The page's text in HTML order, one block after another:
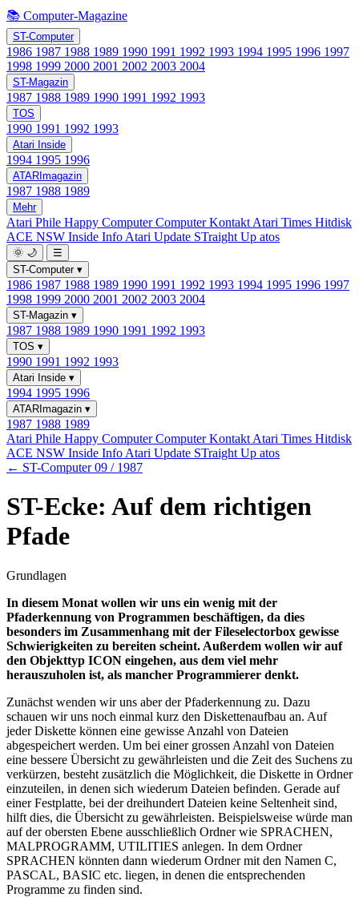
📚 Computer-Magazine
ST-Computer
1986 1987 1988 1989 1990 1991 1992 1993 1994 1995 1996 1997
1998 1999 2000 2001 2002 2003 2004
ST-Magazin
1987 1988 1989 1990 1991 1992 1993
TOS
1990 1991 1992 1993
Atari Inside
1994 1995 1996
ATARImagazin
1987 1988 1989
Mehr
Atari Phile Happy ComputerComputer Kontakt Atari Times Hitdisk
ACE NSW Inside Info Atari Update STraight Up atos
🌞 🌙
☰
ST-Computer ▾
1986 1987 1988 1989 1990 1991 1992 1993 1994 1995 1996 1997
1998 1999 2000 2001 2002 2003 2004
ST-Magazin ▾
1987 1988 1989 1990 1991 1992 1993
TOS ▾
1990 1991 1992 1993
Atari Inside ▾
1994 1995 1996
ATARImagazin ▾
1987 1988 1989
Atari Phile Happy ComputerComputer Kontakt Atari Times Hitdisk
ACE NSW Inside Info Atari Update STraight Up atos
← ST-Computer 09 / 1987
ST-Ecke: Auf dem richtigen
Pfade
Grundlagen
In diesem Monat wollen wir uns ein wenig mit der
Pfaderkennung von Programmen beschäftigen, da dies
besonders im Zusammenhang mit der Fileselectorbox gewisse
Schwierigkeiten zu bereiten scheint. Außerdem wollen wir auf
den Objekttyp ICON eingehen, aus dem viel mehr
herauszuholen ist, als mancher Programmierer denkt.
Zunächst wenden wir uns aber der Pfaderkennung zu. Dazu
schauen wir uns noch einmal kurz den Diskettenaufbau an. Auf
jeder Diskette können eine gewisse Anzahl von Dateien
abgespeichert werden. Um bei einer grossen Anzahl von Dateien
eine bessere Übersicht zu gewährleisten und die Zeit des Suchens zu
verkürzen, besteht zusätzlich die Möglichkeit, die Diskette in Ordner
einzuteilen, in denen sich wiederum Dateien befinden. Gerade auf
einer Festplatte, bei der dreihundert Dateien keine Seltenheit sind,
hilft dies, die Übersicht zu gewährleisten. Beispielsweise würde man
auf der obersten Ebene ausschließlich Ordner wie SPRACHEN,
MALPROGRAMM, UTILITIES anlegen. In dem Ordner
SPRACHEN könnten dann wiederum Ordner mit den Namen C,
PASCAL, BASIC etc. liegen, in denen die entsprechenden
Programme zu finden sind.